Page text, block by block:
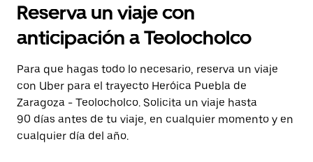
el
y
selecciona
una
fecha.
Presiona
la
tecla Esc
para
cerrar
Reserva un viaje con
anticipación a Teolocholco
Para que hagas todo lo necesario, reserva un viaje
con Uber para el trayecto Heróica Puebla de
Zaragoza - Teolocholco. Solicita un viaje hasta
90 días antes de tu viaje, en cualquier momento y en
cualquier día del año.